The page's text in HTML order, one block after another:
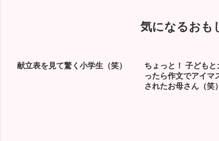
気になるおも
献立表を見て驚く小学生（笑）
ちょっと！ 子ども
ったら作文でアイマ
されたお母さん（笑